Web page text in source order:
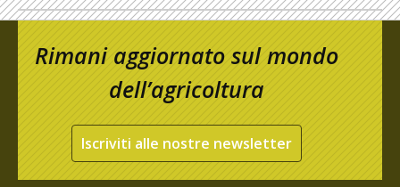
Rimani aggiornato sul mondo
dell’agricoltura
Iscriviti alle nostre newsletter